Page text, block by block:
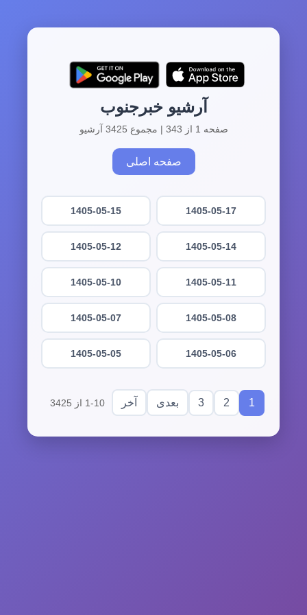
آرشیو خبرجنوب
صفحه 1 از 343 | مجموع 3425 آرشیو
صفحه اصلی
1405-05-17
1405-05-15
1405-05-14
1405-05-12
1405-05-11
1405-05-10
1405-05-08
1405-05-07
1405-05-06
1405-05-05
1
2
3 بعدی آخر 1-10 از 3425